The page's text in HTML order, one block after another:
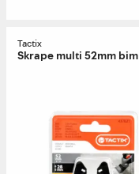
Tactix
Skrape multi 52mm bim